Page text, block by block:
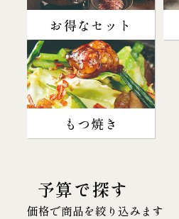
お得なセット
もつ焼き
予算で探す
価格で商品を絞り込みます